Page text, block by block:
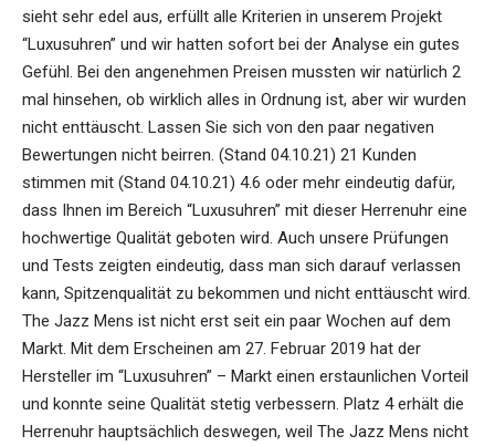
sieht sehr edel aus, erfüllt alle Kriterien in unserem Projekt
“Luxusuhren” und wir hatten sofort bei der Analyse ein gutes
Gefühl. Bei den angenehmen Preisen mussten wir natürlich 2
mal hinsehen, ob wirklich alles in Ordnung ist, aber wir wurden
nicht enttäuscht. Lassen Sie sich von den paar negativen
Bewertungen nicht beirren. (Stand 04.10.21) 21 Kunden
stimmen mit (Stand 04.10.21) 4.6 oder mehr eindeutig dafür,
dass Ihnen im Bereich “Luxusuhren” mit dieser Herrenuhr eine
hochwertige Qualität geboten wird. Auch unsere Prüfungen
und Tests zeigten eindeutig, dass man sich darauf verlassen
kann, Spitzenqualität zu bekommen und nicht enttäuscht wird.
The Jazz Mens ist nicht erst seit ein paar Wochen auf dem
Markt. Mit dem Erscheinen am 27. Februar 2019 hat der
Hersteller im “Luxusuhren” – Markt einen erstaunlichen Vorteil
und konnte seine Qualität stetig verbessern. Platz 4 erhält die
Herrenuhr hauptsächlich deswegen, weil The Jazz Mens nicht